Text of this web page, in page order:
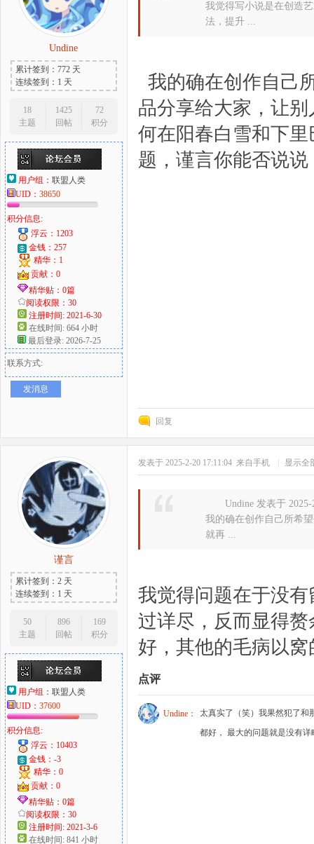
Undine
累计签到：772 天
连续签到：1 天
18
主题
1425
回帖
72
积分
用户组： 联盟人类
UID： 38650
积分信息:
浮云：1203
金钱：257
精华：1
贡献：0
精华贴：0篇
阅读权限：30
注册时间: 2021-6-30
在线时间: 664 小时
最后登录: 2026-7-25
联系方式:
发消息
我觉得写小说是在创造
法，提升 ...
我的确在创作自己
品分享给大家，让
何在阳春白雪和下
题，谨言你能否说
回复
谨言
累计签到：2 天
连续签到：1 天
50
主题
896
回帖
169
积分
用户组： 联盟人类
UID： 37600
积分信息:
浮云：10403
金钱：-3
精华：0
贡献：0
精华贴：0篇
阅读权限：30
注册时间: 2021-3-6
在线时间: 841 小时
发表于 2025-2-20 17:11:04 来自手机 显示全
Undine 发表于 2025-
我的确在创作自己所希
就再 ...
我觉得问题在于没
过详尽，反而显得
好，其他的毛病以
点评
Undine：
太真实了（笑）我果然犯了和
都好， 最大的问题就是没有